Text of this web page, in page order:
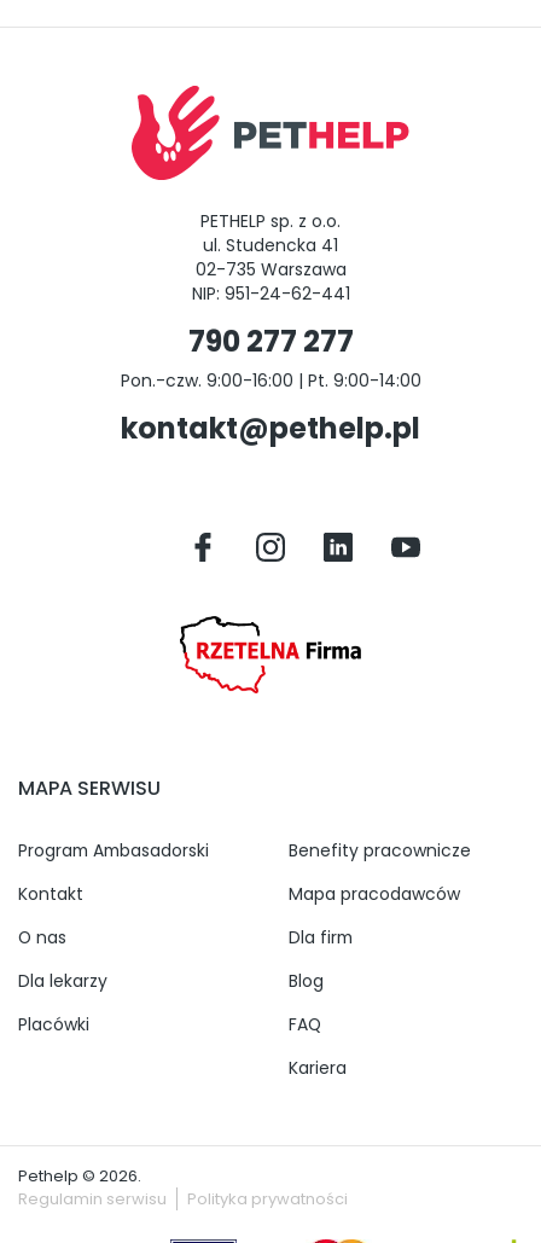
PETHELP sp. z o.o.
ul. Studencka 41
02-735 Warszawa
NIP: 951-24-62-441
790 277 277
Pon.-czw. 9:00-16:00 | Pt. 9:00-14:00
kontakt@pethelp.pl
MAPA SERWISU
Program Ambasadorski
Kontakt
O nas
Dla lekarzy
Placówki
Benefity pracownicze
Mapa pracodawców
Dla firm
Blog
FAQ
Kariera
Pethelp © 2026.
Regulamin serwisu
Polityka prywatności